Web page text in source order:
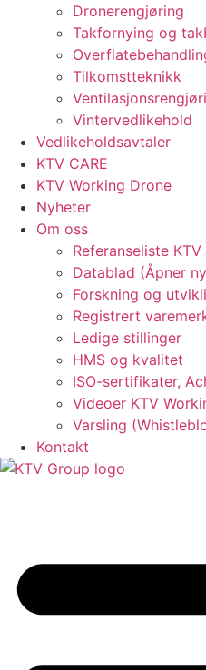
Dronerengjøring
Takfornying og
Tilkomstteknikk
Vintervedlikehold
Vedlikeholdsavtaler
KTV CARE
KTV Working Drone
Nyheter
Om oss
Referanseliste KTV
Datablad (Åpner
Forskning og
Registrert
Ledige stillinger
HMS og kvalitet
ISO-sertifikater,
Videoer KTV
Varsling
Kontakt